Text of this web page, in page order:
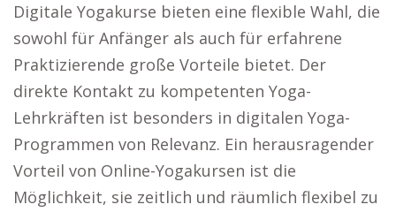
Digitale Yogakurse bieten eine flexible Wahl, die
sowohl für Anfänger als auch für erfahrene
Praktizierende große Vorteile bietet. Der
direkte Kontakt zu kompetenten Yoga-
Lehrkräften ist besonders in digitalen Yoga-
Programmen von Relevanz. Ein herausragender
Vorteil von Online-Yogakursen ist die
Möglichkeit, sie zeitlich und räumlich flexibel zu